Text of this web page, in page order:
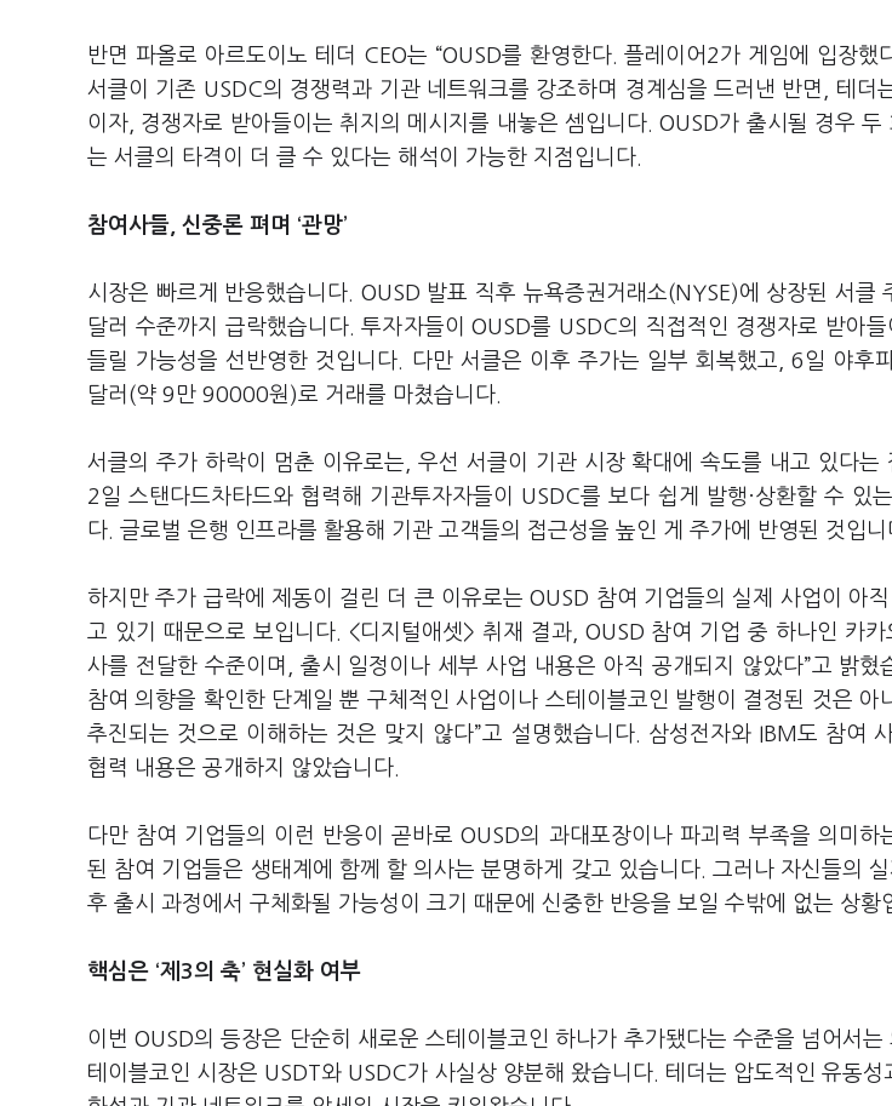
반면 파올로 아르도이노 테더 CEO는 “OUSD를 환영한다. 플레이어2가 게임에 입장했
서클이 기존 USDC의 경쟁력과 기관 네트워크를 강조하며 경계심을 드러낸 반면, 테더
이자, 경쟁자로 받아들이는 취지의 메시지를 내놓은 셈입니다. OUSD가 출시될 경우 두
는 서클의 타격이 더 클 수 있다는 해석이 가능한 지점입니다.
참여사들, 신중론 펴며 ‘관망’
시장은 빠르게 반응했습니다. OUSD 발표 직후 뉴욕증권거래소(NYSE)에 상장된 서클
달러 수준까지 급락했습니다. 투자자들이 OUSD를 USDC의 직접적인 경쟁자로 받아
들릴 가능성을 선반영한 것입니다. 다만 서클은 이후 주가는 일부 회복했고, 6일 야후
달러(약 9만 90000원)로 거래를 마쳤습니다.
서클의 주가 하락이 멈춘 이유로는, 우선 서클이 기관 시장 확대에 속도를 내고 있다는
2일 스탠다드차타드와 협력해 기관투자자들이 USDC를 보다 쉽게 발행·상환할 수 있
다. 글로벌 은행 인프라를 활용해 기관 고객들의 접근성을 높인 게 주가에 반영된 것입니
하지만 주가 급락에 제동이 걸린 더 큰 이유로는 OUSD 참여 기업들의 실제 사업이 아
고 있기 때문으로 보입니다. <디지털애셋> 취재 결과, OUSD 참여 기업 중 하나인 카카
사를 전달한 수준이며, 출시 일정이나 세부 사업 내용은 아직 공개되지 않았다”고 밝혔
참여 의향을 확인한 단계일 뿐 구체적인 사업이나 스테이블코인 발행이 결정된 것은 아
추진되는 것으로 이해하는 것은 맞지 않다”고 설명했습니다. 삼성전자와 IBM도 참여
협력 내용은 공개하지 않았습니다.
다만 참여 기업들의 이런 반응이 곧바로 OUSD의 과대포장이나 파괴력 부족을 의미하
된 참여 기업들은 생태계에 함께 할 의사는 분명하게 갖고 있습니다. 그러나 자신들의
후 출시 과정에서 구체화될 가능성이 크기 때문에 신중한 반응을 보일 수밖에 없는 상황
핵심은 ‘제3의 축’ 현실화 여부
이번 OUSD의 등장은 단순히 새로운 스테이블코인 하나가 추가됐다는 수준을 넘어서
테이블코인 시장은 USDT와 USDC가 사실상 양분해 왔습니다. 테더는 압도적인 유동성